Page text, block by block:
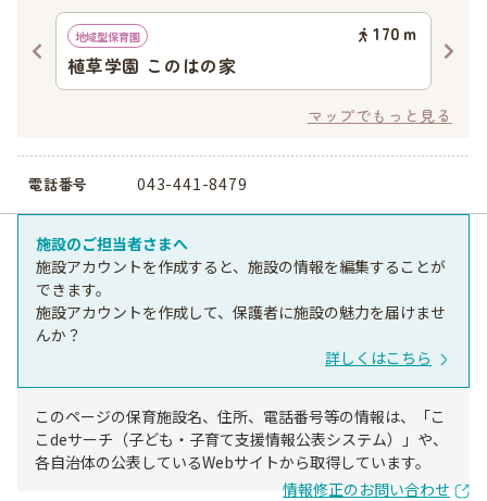
地域型保育園 170 ｍ
植草学園 このはの家
マップでもっと見る
電話番号 043-441-8479
施設のご担当者さまへ
施設アカウントを作成すると、施設の情報を編集することが
できます。
施設アカウントを作成して、保護者に施設の魅力を届けませ
んか？
詳しくはこちら
このページの保育施設名、住所、電話番号等の情報は、「こ
こdeサーチ（子ども・子育て支援情報公表システム）」や、
各自治体の公表しているWebサイトから取得しています。
情報修正のお問い合わせ